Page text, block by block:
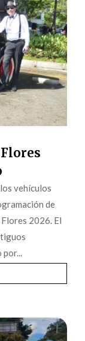
vehículos
de
2026. El